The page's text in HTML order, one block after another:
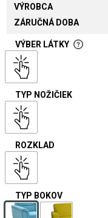
VÝROBCA
ZÁRUČNÁ DOBA
VÝBER LÁTKY
TYP NOŽIČIEK
ROZKLAD
TYP BOKOV